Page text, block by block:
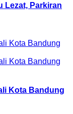
Lezat, Parkiran
Kota Bandung